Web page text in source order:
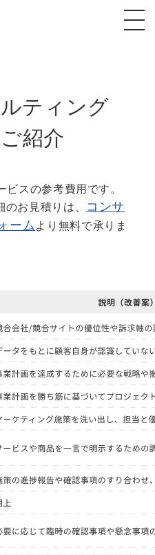
行『マキトルく
』
でカリトルく
トルくん』
』
ごと社長』
ー
ティング
紹介
スの参考費用です。
お見積りは、
コンサ
ームより無料で承りま